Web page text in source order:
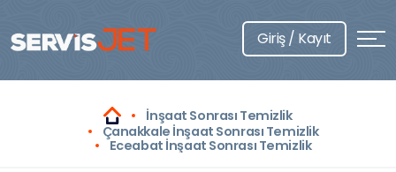
Giriş / Kayıt
İnşaat Sonrası Temizlik
Çanakkale İnşaat Sonrası Temizlik
Eceabat İnşaat Sonrası Temizlik